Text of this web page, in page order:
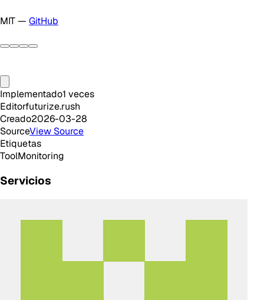
MIT — GitHub
Implementado1 veces
Editorfuturize.rush
Creado2026-03-28
SourceView Source
Etiquetas
ToolMonitoring
Servicios